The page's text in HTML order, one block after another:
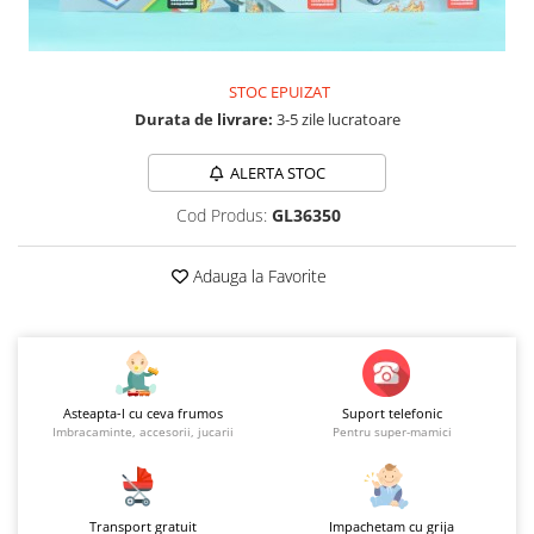
Jucarii si jocuri exterior
Masini, trenuri, avioane
Masinute Radiocomanda
Accesorii
Biciclete fara pedale
Role, patine cu rotile
Trotinete
Organizatoare
STOC EPUIZAT
Durata de livrare: 3-5 zile lucratoare
ALERTA STOC
Cod Produs: GL36350
Adauga la Favorite
Asteapta-l cu ceva frumos
Imbracaminte, accesorii, jucarii
Suport telefonic
Pentru super-mamici
Transport gratuit Impachetam cu grija